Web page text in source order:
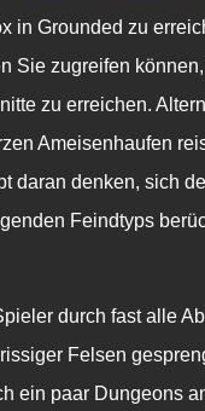
in Grounded zu
Sie zugreifen
zu erreichen.
Ameisenhaufen
daran denken, sich
Feindtyps
durch fast alle
Felsen
ein paar Dungeons